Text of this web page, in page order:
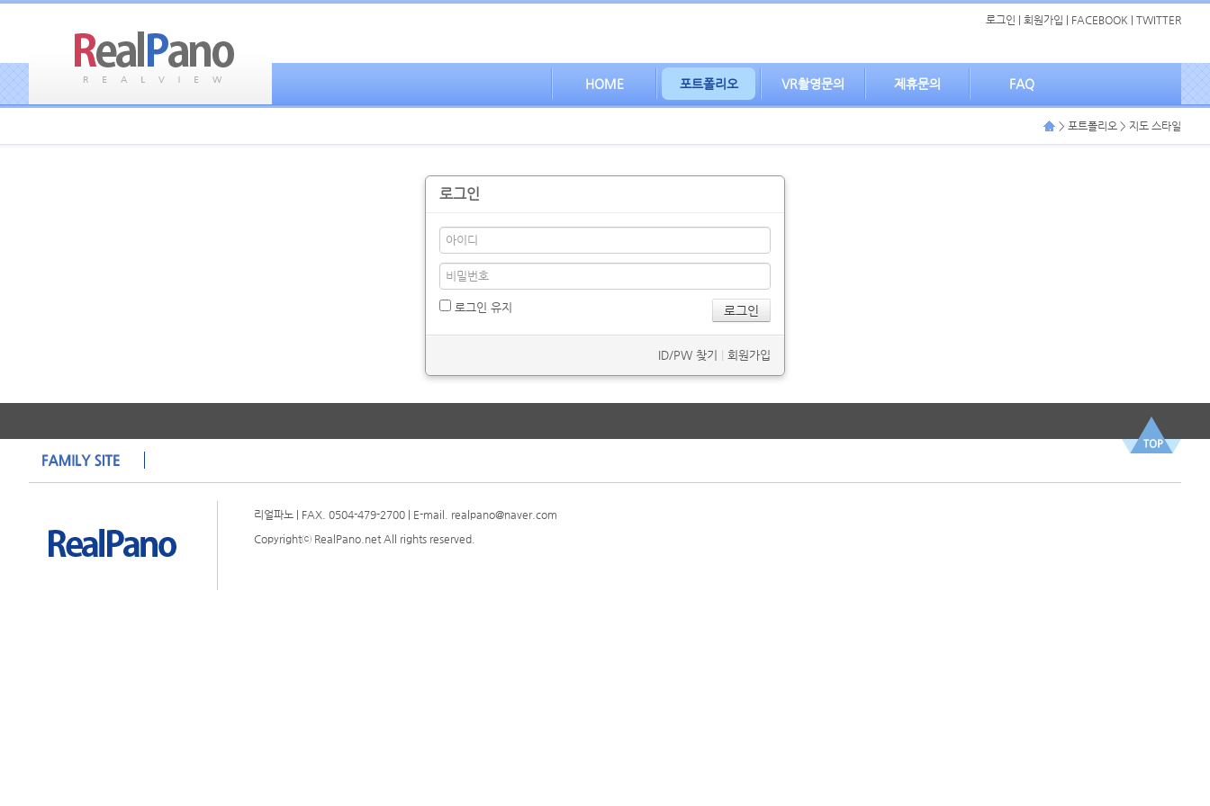
로그인 회원가입 FACEBOOK TWITTER
HOME 포트폴리오 VR촬영문의 제휴문의 FAQ
> 포트폴리오 > 지도 스타일
로그인
로그인 유지
ID/PW 찾기 회원가입
리얼파노 | FAX. 0504-479-2700 | E-mail. realpano@naver.com
Copyrightⓒ RealPano.net All rights reserved.